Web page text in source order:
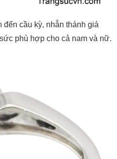
cầu kỳ, nhẫn thánh giá
phù hợp cho cả nam và nữ.